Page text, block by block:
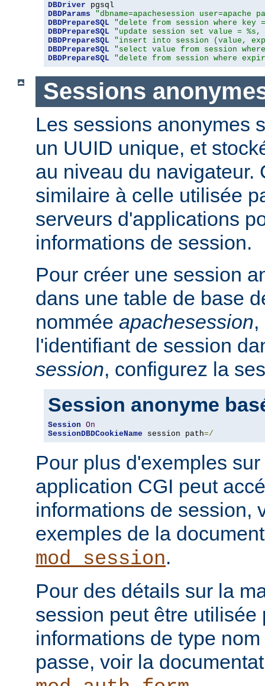
DBDriver
DBDParams
"dbname=apachesession user=apache
DBDPrepareSQL "delete from session where key
DBDPrepareSQL "update session set value =
DBDPrepareSQL "insert into session (value,
DBDPrepareSQL "select value from session
DBDPrepareSQL "delete from session where
Sessions
Les sessions anonymes
un UUID unique, et
au niveau du navigateur.
similaire à celle utilisée
serveurs d'applications
informations de session.
Pour créer une session
dans une table de base
nommée apachesession
l'identifiant de session
session, configurez la
Session anonyme
Session On
SessionDBDCookieName session path=/
Pour plus d'exemples
application CGI peut
informations de session,
exemples de la
mod_session.
Pour des détails sur la
session peut être utilisée
informations de type
passe, voir la